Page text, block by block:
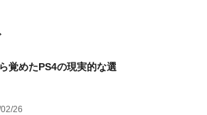
覚めたPS4の現実的な選
26